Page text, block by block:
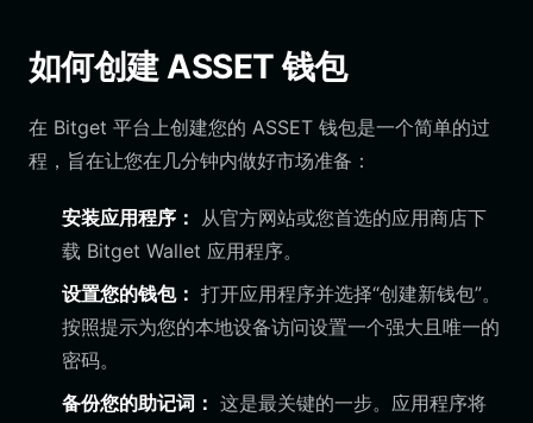
如何创建 ASSET 钱包
在 Bitget 平台上创建您的 ASSET 钱包是一个简单的过
程，旨在让您在几分钟内做好市场准备：
安装应用程序： 从官方网站或您首选的应用商店下
载 Bitget Wallet 应用程序。
设置您的钱包： 打开应用程序并选择“创建新钱包”。
按照提示为您的本地设备访问设置一个强大且唯一的
密码。
备份您的助记词： 这是最关键的一步。应用程序将